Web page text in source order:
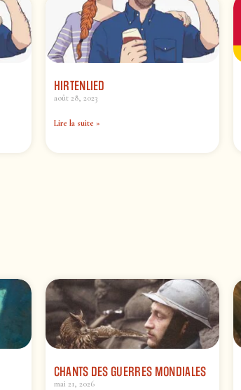
HIRTENLIED
août 28, 2023
Lire la suite »
CHANTS DES GUERRES MONDIALES
mai 21, 2026